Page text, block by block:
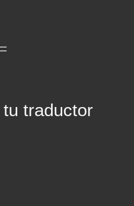
traductor